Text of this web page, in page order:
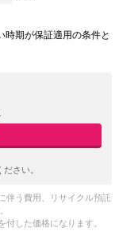
時期が保証適用の条件と
さい。
伴う費用、リサイクル預託
した価格になります。